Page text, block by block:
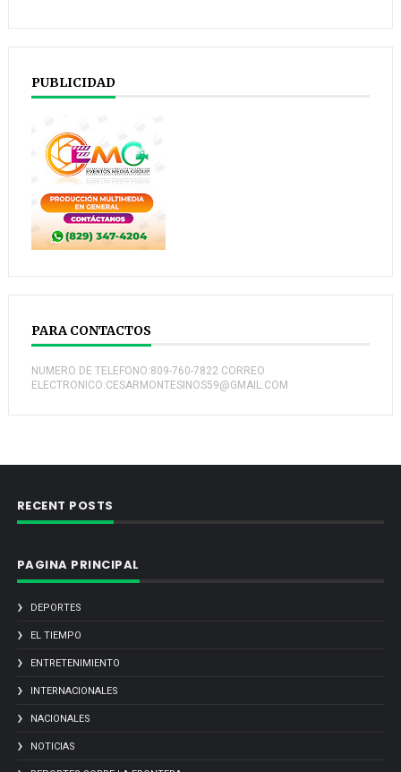
PUBLICIDAD
PARA CONTACTOS
NUMERO DE TELEFONO:809-760-7822 CORREO
ELECTRONICO:CESARMONTESINOS59@GMAIL.COM
RECENT POSTS
PAGINA PRINCIPAL
DEPORTES
EL TIEMPO
ENTRETENIMIENTO
INTERNACIONALES
NACIONALES
NOTICIAS